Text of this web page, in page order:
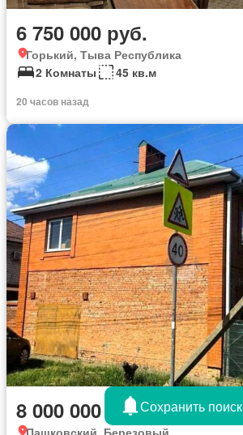
6 750 000 руб.
Горький, Тыва Республика
2 Комнаты
45 кв.м
20 часов назад
8 000 000 руб.
Пашковский, Березовый
Сохранить поиск